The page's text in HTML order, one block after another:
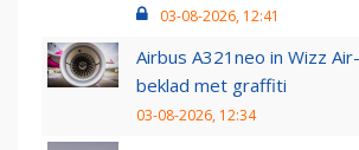
03-08-2026, 12:41
Airbus A321neo in Wizz
beklad met graffiti
03-08-2026, 12:34